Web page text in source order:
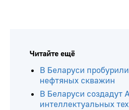
Читайте ещё
В Беларуси
нефтяных скважин
В Беларуси создадут
интеллектуальных